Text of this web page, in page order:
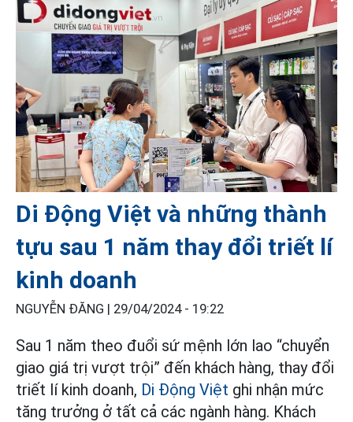
Di Động Việt và những thành
tựu sau 1 năm thay đổi triết lí
kinh doanh
NGUYỄN ĐĂNG | 29/04/2024 - 19:22
Sau 1 năm theo đuổi sứ mệnh lớn lao “chuyển
giao giá trị vượt trội” đến khách hàng, thay đổi
triết lí kinh doanh, Di Động Việt ghi nhận mức
tăng trưởng ở tất cả các ngành hàng. Khách